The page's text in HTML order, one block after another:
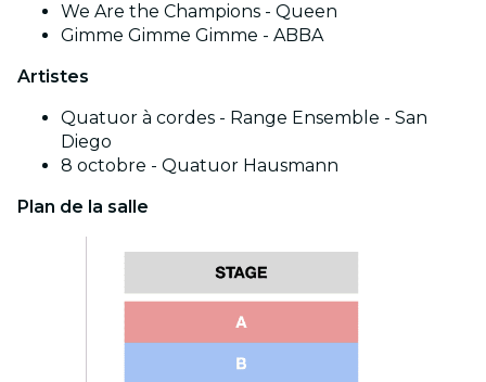
We Are the Champions - Queen
Gimme Gimme Gimme - ABBA
Artistes
Quatuor à cordes - Range Ensemble - San
Diego
8 octobre - Quatuor Hausmann
Plan de la salle